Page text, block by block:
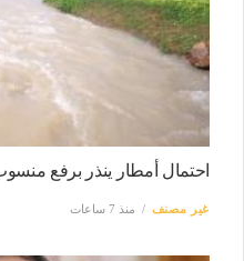
احتمال أمطار ينذر برفع
غير مصنف منذ 7 ساعات